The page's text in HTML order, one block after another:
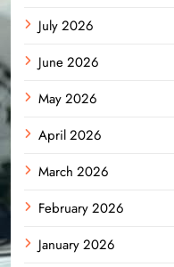
July 2026
June 2026
May 2026
April 2026
March 2026
February 2026
January 2026